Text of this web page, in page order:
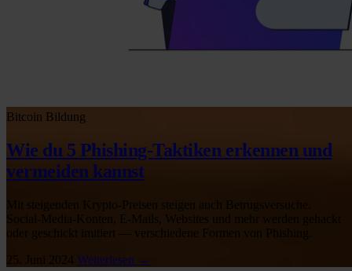
Bitcoin Bildung
Wie du 5 Phishing-Taktiken erkennen und
vermeiden kannst
Mit steigenden Krypto-Preisen steigen auch Betrugsversuche.
Social-Media-Konten, E-Mails, Websites und mehr werden gehackt
oder geschickt imitiert — verschiedene Formen von Phishing.
25. Juni 2024 Weiterlesen →